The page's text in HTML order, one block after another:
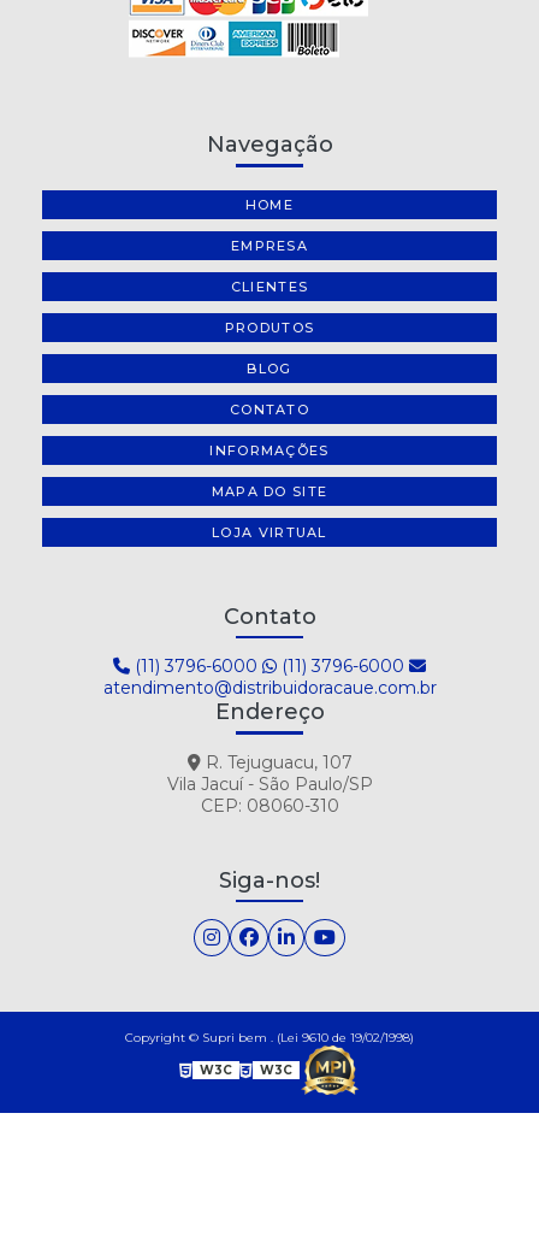
Navegação
HOME
EMPRESA
CLIENTES
PRODUTOS
BLOG
CONTATO
INFORMAÇÕES
MAPA DO SITE
LOJA VIRTUAL
Contato
(11) 3796-6000
(11) 3796-6000
atendimento@distribuidoracaue.com.br
Endereço
R. Tejuguacu, 107
Vila Jacuí - São Paulo/SP
CEP: 08060-310
Siga-nos!
Copyright © Supri bem . (Lei 9610 de 19/02/1998)
W3C W3C